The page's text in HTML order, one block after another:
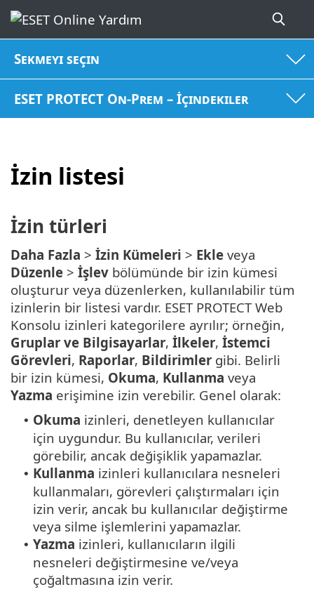
Sekmeyi seçin
ESET PROTECT On-Prem – İçindekiler
İzin listesi
İzin türleri
Daha Fazla > İzin Kümeleri > Ekle veya
Düzenle > İşlev bölümünde bir izin kümesi
oluşturur veya düzenlerken, kullanılabilir tüm
izinlerin bir listesi vardır. ESET PROTECT Web
Konsolu izinleri kategorilere ayrılır; örneğin,
Gruplar ve Bilgisayarlar, İlkeler, İstemci
Görevleri, Raporlar, Bildirimler gibi. Belirli
bir izin kümesi, Okuma, Kullanma veya
Yazma erişimine izin verebilir. Genel olarak:
• Okuma izinleri, denetleyen kullanıcılar
için uygundur. Bu kullanıcılar, verileri
görebilir, ancak değişiklik yapamazlar.
• Kullanma izinleri kullanıcılara nesneleri
kullanmaları, görevleri çalıştırmaları için
izin verir, ancak bu kullanıcılar değiştirme
veya silme işlemlerini yapamazlar.
• Yazma izinleri, kullanıcıların ilgili
nesneleri değiştirmesine ve/veya
çoğaltmasına izin verir.